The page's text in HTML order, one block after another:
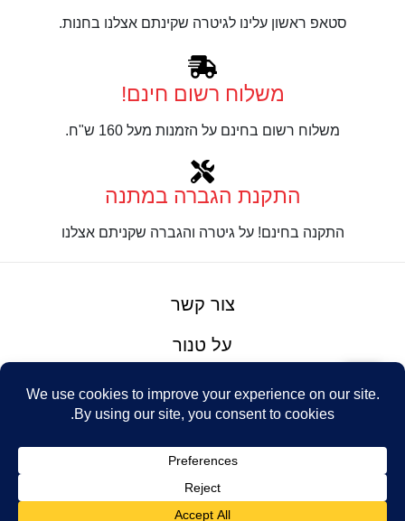
סטאפ ראשון עלינו לגיטרה שקינתם אצלנו בחנות.
משלוח רשום חינם!
משלוח רשום בחינם על הזמנות מעל 160 ש"ח.
התקנת הגברה במתנה
התקנה בחינם! על גיטרה והגברה שקניתם אצלנו
צור קשר
על טנור
תנאים והגבלות
© Tenor Music
Ltd
Design: Eshel
Haim
נינטאי